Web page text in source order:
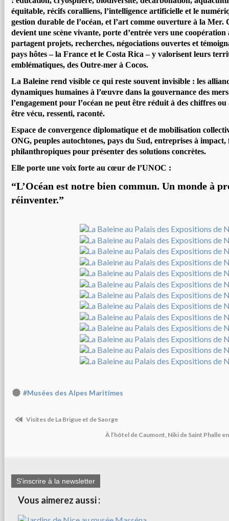
équitable, récifs coralliens, l’intelligence artificielle et le
gestion durable de l’océan, et l’art comme ouverture à la Mer.
devient une scène vivante, porte d’entrée vers une coopération
partagent projets, recherches, négociations ouvertes et
pays hôtes – la France et le Costa Rica – y valorisent leurs
emblématiques, des Outre-mer à Cocos.
La Baleine rend visible ce qui reste souvent invisible : les
dynamiques humaines à l’œuvre dans la gouvernance des
l’engagement pour l’océan ne peut être réduit à des chiffres
être vécu, ressenti, raconté.
Espace de convergence diplomatique et de mobilisation
ONG, peuples autochtones, pays du Sud, entreprises à impact,
philanthropiques pour présenter des solutions concrètes.
Elle porte une voix forte au cœur de l’UNOC :
“L’Océan est notre bien commun. Un monde à
réinventer.”
#Musées des Alpes Maritimes
Visites de La Brigue et de Saorge
À l’hôtel de Caumont, Niki de Saint Phalle
S'inscrire à la newsletter
Vous aimerez aussi :